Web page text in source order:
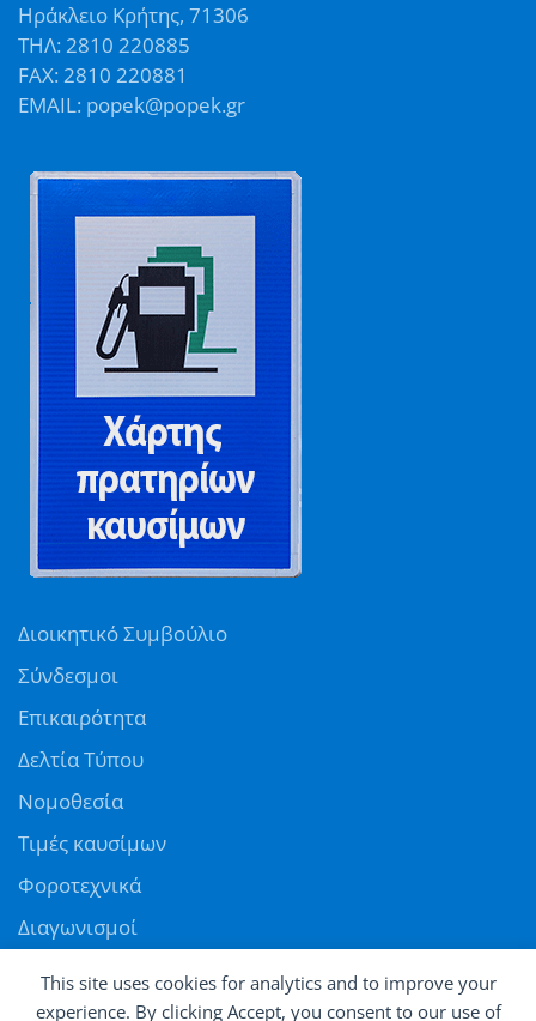
This site uses cookies for analytics and to improve your
experience. By clicking Accept, you consent to our use of
Ηράκλειο Κρήτης, 71306
ΤΗΛ: 2810 220885
FAX: 2810 220881
EMAIL: popek@popek.gr
Διοικητικό Συμβούλιο
Σύνδεσμοι
Επικαιρότητα
Δελτία Τύπου
Νομοθεσία
Τιμές καυσίμων
Φοροτεχνικά
Διαγωνισμοί
Αγγελίες
Θέσεις εργασίας